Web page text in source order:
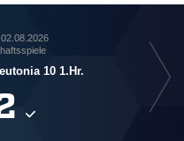
10 1.Hr.